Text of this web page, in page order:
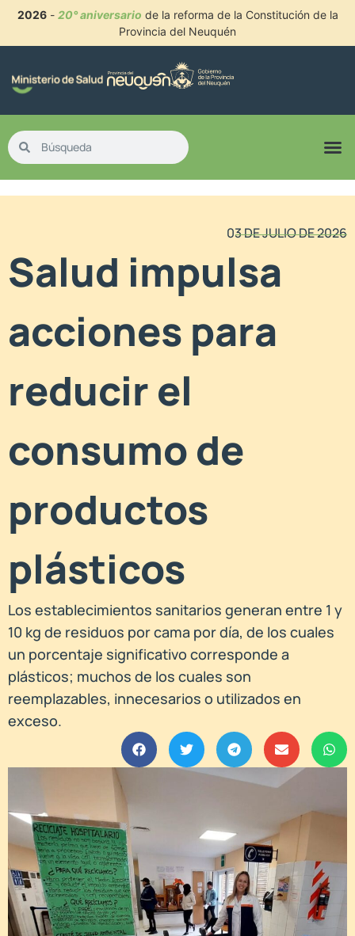
2026- 20° aniversario de la reforma de la Constitución de la
Provincia del Neuquén
03 DE JULIO DE 2026
Salud impulsa
acciones para
reducir el
consumo de
productos
plásticos
Los establecimientos sanitarios generan entre 1 y
10 kg de residuos por cama por día, de los cuales
un porcentaje significativo corresponde a
plásticos; muchos de los cuales son
reemplazables, innecesarios o utilizados en
exceso.